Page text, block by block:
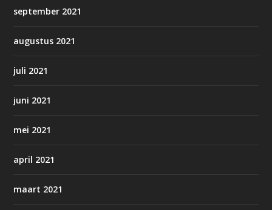
september 2021
augustus 2021
juli 2021
juni 2021
mei 2021
april 2021
maart 2021